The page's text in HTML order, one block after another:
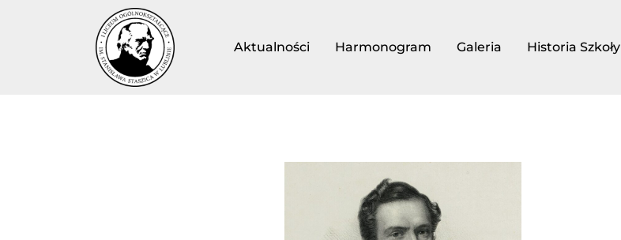
Aktualności Harmonogram Galeria Historia Szkoły